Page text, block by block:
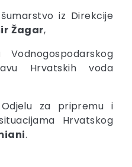
iz Direkcije
Žagar,
Hrvatskih voda
za pripremu i
Hrvatskog
.